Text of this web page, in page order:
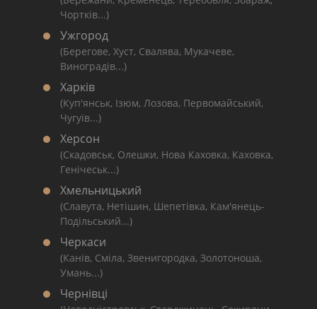
Чортків...)
Ужгород
(Берегове, Хуст, Свалява, Мукачеве,
Виноградів...)
Харків
(Куп'янськ, Ізюм, Лозова, Первомайський,
Чугуїв...)
Херсон
(Скадовськ, Олешки, Нова Каховка, Каховка,
Генічеськ...)
Хмельницький
(Славута, Нетішин, Шепетівка, Кам'янець-
Подільський...)
Черкаси
(Канів, Сміла, Звенигородка, Золотоноша,
Умань...)
Чернівці